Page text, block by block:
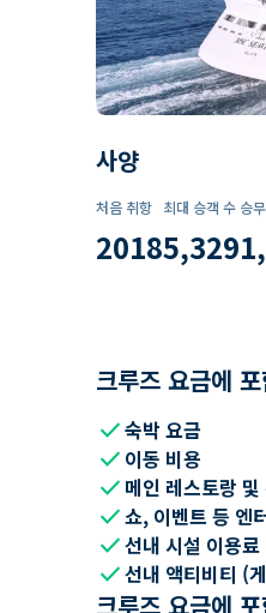
사양
처음 취항
2018
최대 승객 수
5,329
승
크루즈 요금에
check숙박 요금
check 이동 비용
check 메인 레스토랑
check쇼, 이벤트 등 엔
check선내 시설 이용
check선내 액티비티 (
크루즈 요금에